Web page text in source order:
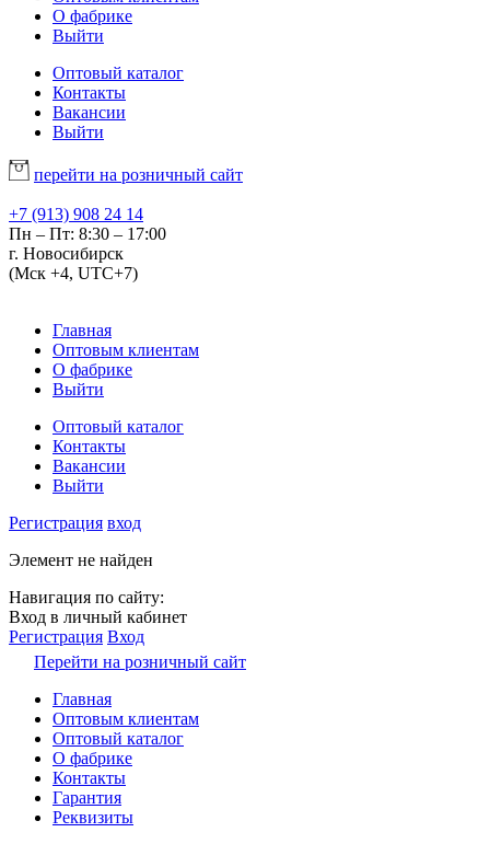
О фабрике
Выйти
Оптовый каталог
Контакты
Вакансии
Выйти
перейти на розничный сайт
+7 (913) 908 24 14
Пн – Пт: 8:30 – 17:00
г. Новосибирск
(Мск +4, UTC+7)
Главная
Оптовым клиентам
О фабрике
Выйти
Оптовый каталог
Контакты
Вакансии
Выйти
Регистрация вход
Элемент не найден
Навигация по сайту:
Вход в личный кабинет
Регистрация Вход
Перейти на розничный сайт
Главная
Оптовым клиентам
Оптовый каталог
О фабрике
Контакты
Гарантия
Реквизиты